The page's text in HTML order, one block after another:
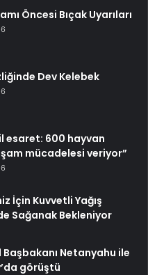
Öncesi Bıçak Uyarıları
Dev Kelebek
esaret: 600 hayvan
mücadelesi veriyor”
İçin Kuvvetli Yağış
Sağanak Bekleniyor
Netanyahu ile
görüştü